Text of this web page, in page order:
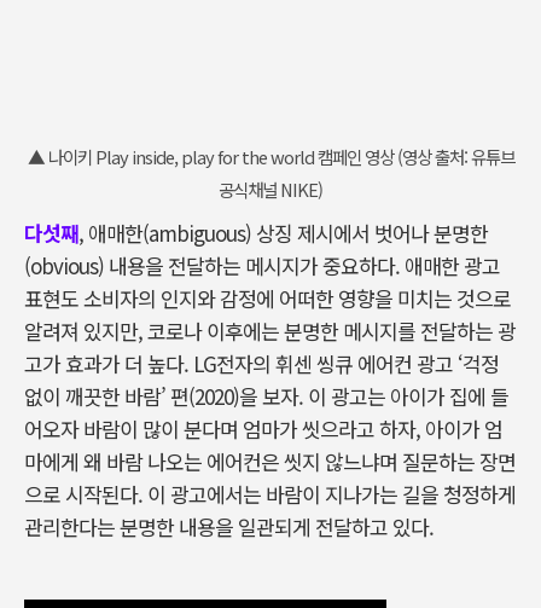
▲ 나이키 Play inside, play for the world 캠페인 영상 (영상 출처: 유튜브
공식채널 NIKE)
다섯째, 애매한(ambiguous) 상징 제시에서 벗어나 분명한
(obvious) 내용을 전달하는 메시지가 중요하다. 애매한 광고
표현도 소비자의 인지와 감정에 어떠한 영향을 미치는 것으로
알려져 있지만, 코로나 이후에는 분명한 메시지를 전달하는 광
고가 효과가 더 높다. LG전자의 휘센 씽큐 에어컨 광고 ‘걱정
없이 깨끗한 바람’ 편(2020)을 보자. 이 광고는 아이가 집에 들
어오자 바람이 많이 분다며 엄마가 씻으라고 하자, 아이가 엄
마에게 왜 바람 나오는 에어컨은 씻지 않느냐며 질문하는 장면
으로 시작된다. 이 광고에서는 바람이 지나가는 길을 청정하게
관리한다는 분명한 내용을 일관되게 전달하고 있다.